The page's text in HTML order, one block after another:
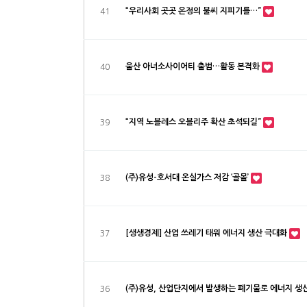
41 “우리사회 곳곳 온정의 불씨 지피기를…”
40 울산 아너소사이어티 출범…활동 본격화
39 “지역 노블레스 오블리주 확산 초석되길”
38 (주)유성-호서대 온실가스 저감 ‘골몰’
37 [생생경제] 산업 쓰레기 태워 에너지 생산 극대화
36 (주)유성, 산업단지에서 발생하는 폐기물로 에너지 생